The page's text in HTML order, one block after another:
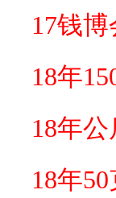
17钱
18年
18年
18年